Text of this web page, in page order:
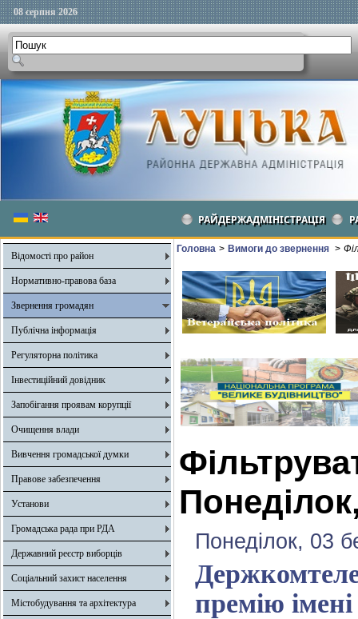
08 серпня 2026
РАЙДЕРЖАДМІНІСТРАЦІЯ
Відомості про район
Нормативно-правова база
Звернення громадян
Публічна інформація
Регуляторна політика
Інвестиційний довідник
Запобігання проявам корупції
Очищення влади
Вивчення громадської думки
Правове забезпечення
Установи
Громадська рада при РДА
Державний реєстр виборців
Соціальний захист населення
Містобудування та архітектура
Головна > Вимоги до звернення >
Понеділок, 03
премію